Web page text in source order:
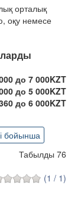
орталық
оқу немесе
до 7 000KZT
до 5 000KZT
до 6 000KZT
до 6 000KZT
до 8 000KZT
380 до 4 000KZT
300 до 5 000KZT
000 до 4 000KZT
800 до 4 500KZT
бойынша
Табылды 76
(1 / 1)